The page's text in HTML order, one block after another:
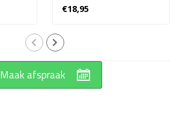
€18,95
Maak afspraak